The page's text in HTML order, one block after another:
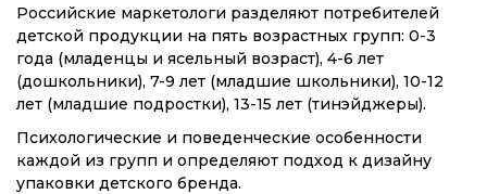
Российские маркетологи разделяют потребителей
детской продукции на пять возрастных групп: 0-3
года (младенцы и ясельный возраст), 4-6 лет
(дошкольники), 7-9 лет (младшие школьники), 10-12
лет (младшие подростки), 13-15 лет (тинэйджеры).
Психологические и поведенческие особенности
каждой из групп и определяют подход к дизайну
упаковки детского бренда.